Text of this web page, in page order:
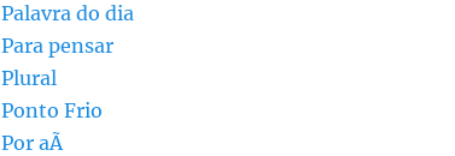
Palavra do dia
Para pensar
Plural
Ponto Frio
Por aÃ­